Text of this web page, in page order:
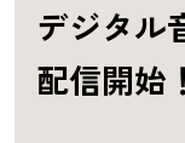
デジタル
配信開始！